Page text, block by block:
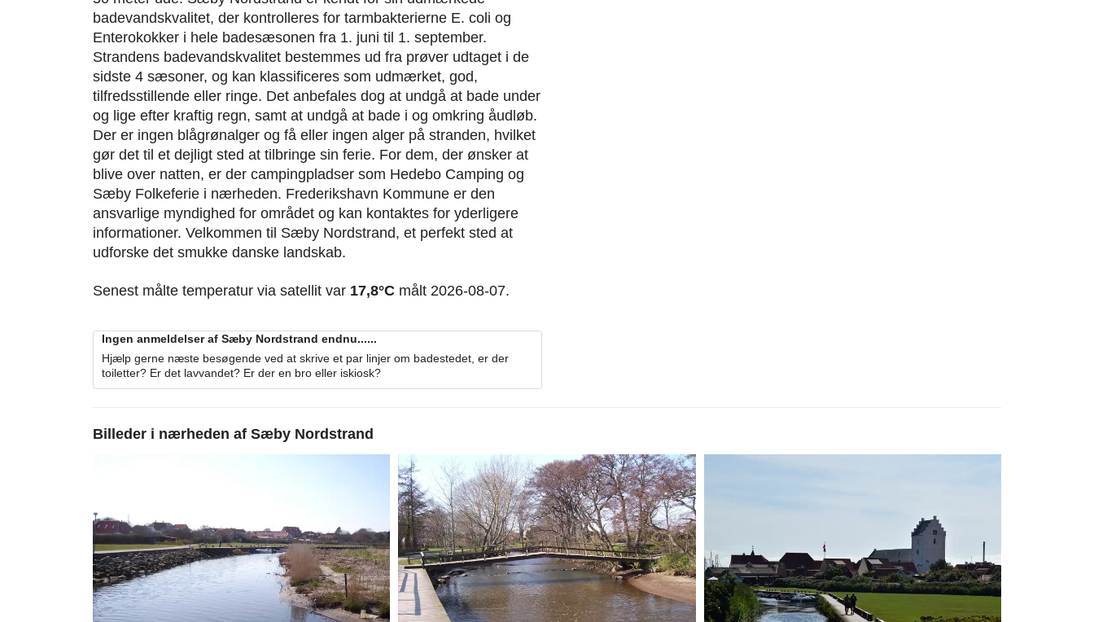
badevandskvalitet, der kontrolleres for tarmbakterierne E. coli og
Enterokokker i hele badesæsonen fra 1. juni til 1. september.
Strandens badevandskvalitet bestemmes ud fra prøver udtaget i de
sidste 4 sæsoner, og kan klassificeres som udmærket, god,
tilfredsstillende eller ringe. Det anbefales dog at undgå at bade under
og lige efter kraftig regn, samt at undgå at bade i og omkring åudløb.
Der er ingen blågrønalger og få eller ingen alger på stranden, hvilket
gør det til et dejligt sted at tilbringe sin ferie. For dem, der ønsker at
blive over natten, er der campingpladser som Hedebo Camping og
Sæby Folkeferie i nærheden. Frederikshavn Kommune er den
ansvarlige myndighed for området og kan kontaktes for yderligere
informationer. Velkommen til Sæby Nordstrand, et perfekt sted at
udforske det smukke danske landskab.
Senest målte temperatur via satellit var 17,8°C målt 2026-08-07.
Ingen anmeldelser af Sæby Nordstrand endnu......
Hjælp gerne næste besøgende ved at skrive et par linjer om badestedet, er der
toiletter? Er det lavvandet? Er der en bro eller iskiosk?
Billeder i nærheden af Sæby Nordstrand